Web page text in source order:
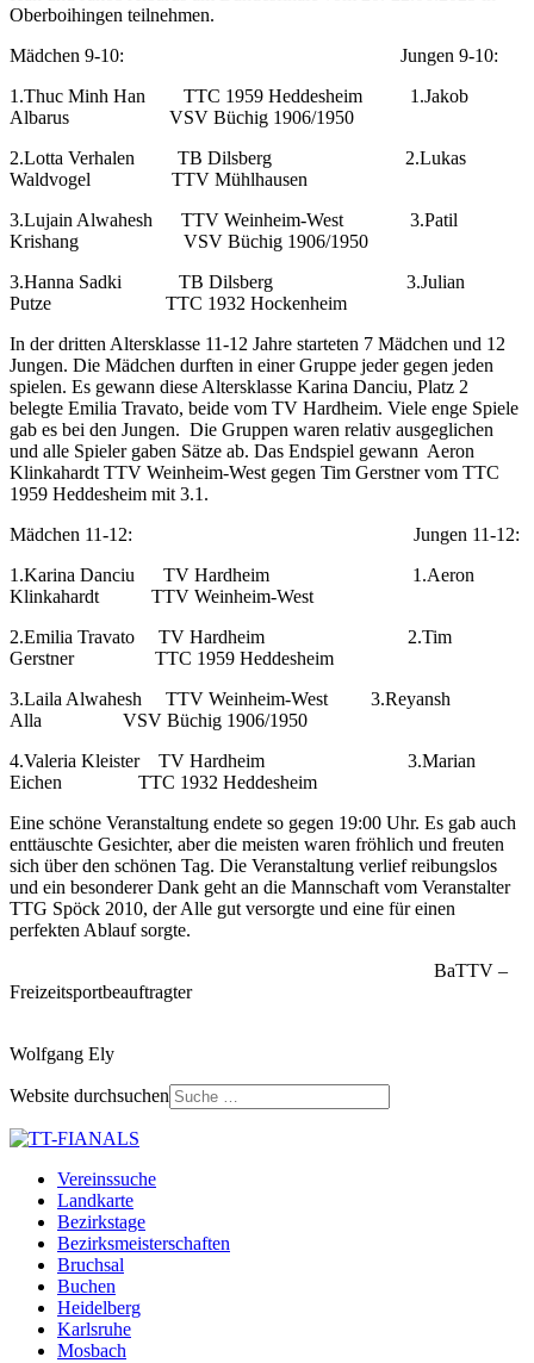
Oberboihingen teilnehmen.
Mädchen 9-10: Jungen 9-10:
1.Thuc Minh Han TTC 1959 Heddesheim 1.Jakob
Albarus VSV Büchig 1906/1950
2.Lotta Verhalen TB Dilsberg 2.Lukas
Waldvogel TTV Mühlhausen
3.Lujain Alwahesh TTV Weinheim-West 3.Patil
Krishang VSV Büchig 1906/1950
3.Hanna Sadki TB Dilsberg 3.Julian
Putze TTC 1932 Hockenheim
In der dritten Altersklasse 11-12 Jahre starteten 7 Mädchen und 12
Jungen. Die Mädchen durften in einer Gruppe jeder gegen jeden
spielen. Es gewann diese Altersklasse Karina Danciu, Platz 2
belegte Emilia Travato, beide vom TV Hardheim. Viele enge Spiele
gab es bei den Jungen. Die Gruppen waren relativ ausgeglichen
und alle Spieler gaben Sätze ab. Das Endspiel gewann Aeron
Klinkahardt TTV Weinheim-West gegen Tim Gerstner vom TTC
1959 Heddesheim mit 3.1.
Mädchen 11-12: Jungen 11-12:
1.Karina Danciu TV Hardheim 1.Aeron
Klinkahardt TTV Weinheim-West
2.Emilia Travato TV Hardheim 2.Tim
Gerstner TTC 1959 Heddesheim
3.Laila Alwahesh TTV Weinheim-West 3.Reyansh
Alla VSV Büchig 1906/1950
4.Valeria Kleister TV Hardheim 3.Marian
Eichen TTC 1932 Heddesheim
Eine schöne Veranstaltung endete so gegen 19:00 Uhr. Es gab auch
enttäuschte Gesichter, aber die meisten waren fröhlich und freuten
sich über den schönen Tag. Die Veranstaltung verlief reibungslos
und ein besonderer Dank geht an die Mannschaft vom Veranstalter
TTG Spöck 2010, der Alle gut versorgte und eine für einen
perfekten Ablauf sorgte.
BaTTV –
Freizeitsportbeauftragter
Wolfgang Ely
Website durchsuchen
Vereinssuche
Landkarte
Bezirkstage
Bezirksmeisterschaften
Bruchsal
Buchen
Heidelberg
Karlsruhe
Mosbach